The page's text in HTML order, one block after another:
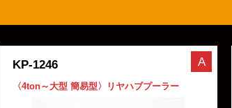
KP-1246
〈4ton～大型 簡易型〉リヤハブプーラー
A